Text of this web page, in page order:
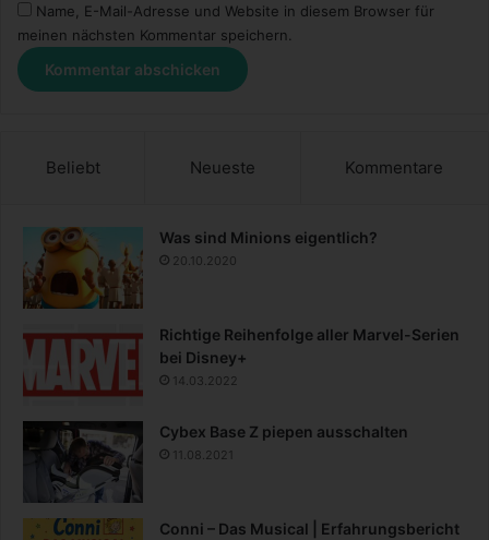
Name, E-Mail-Adresse und Website in diesem Browser für
meinen nächsten Kommentar speichern.
Beliebt Neueste Kommentare
Was sind Minions eigentlich?
20.10.2020
Richtige Reihenfolge aller Marvel-Serien
bei Disney+
14.03.2022
Cybex Base Z piepen ausschalten
11.08.2021
Conni – Das Musical | Erfahrungsbericht